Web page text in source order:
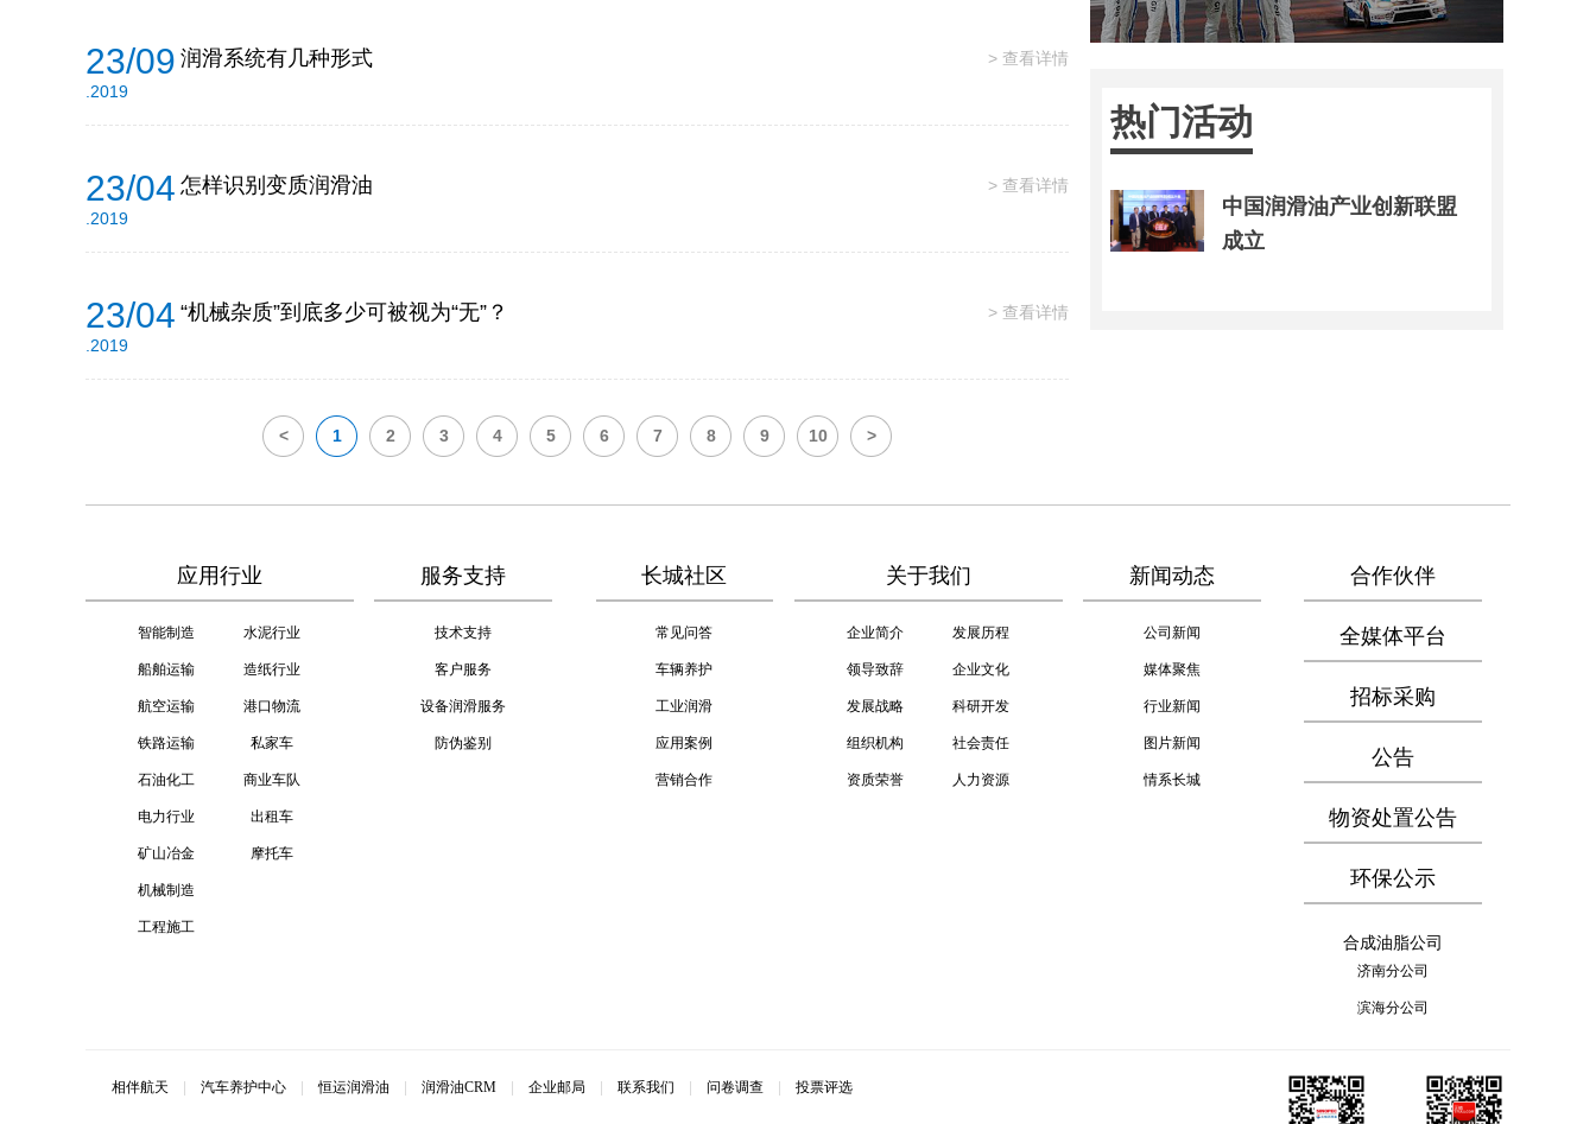
23/09
.2019
润滑系统有几种形式 > 查看详情
23/04
.2019
怎样识别变质润滑油 > 查看详情
23/04
.2019
“机械杂质”到底多少可被视为“无”？ > 查看详情
< 1 2 3 4 5 6 7 8 9 10 >
热门活动
中国润滑油产业创新联盟
成立
应用行业
智能制造
船舶运输
航空运输
铁路运输
石油化工
电力行业
矿山冶金
机械制造
工程施工
水泥行业
造纸行业
港口物流
私家车
商业车队
出租车
摩托车
服务支持
技术支持
客户服务
设备润滑服务
防伪鉴别
长城社区
常见问答
车辆养护
工业润滑
应用案例
营销合作
关于我们
企业简介
领导致辞
发展战略
组织机构
资质荣誉
发展历程
企业文化
科研开发
社会责任
人力资源
新闻动态
公司新闻
媒体聚焦
行业新闻
图片新闻
情系长城
合作伙伴
全媒体平台
招标采购
公告
物资处置公告
环保公示
合成油脂公司
济南分公司
滨海分公司
相伴航天 汽车养护中心 恒运润滑油 润滑油CRM 企业邮局 联系我们 问卷调查 投票评选